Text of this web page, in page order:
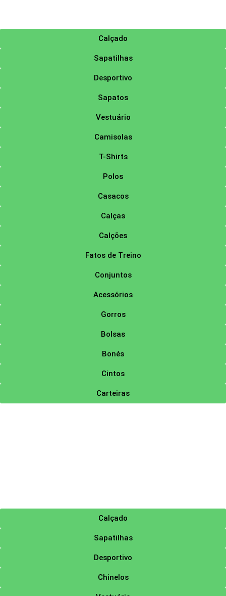
Calçado
Sapatilhas
Desportivo
Sapatos
Vestuário
Camisolas
T-Shirts
Polos
Casacos
Calças
Calções
Fatos de Treino
Conjuntos
Acessórios
Gorros
Bolsas
Bonés
Cintos
Carteiras
Calçado
Sapatilhas
Desportivo
Chinelos